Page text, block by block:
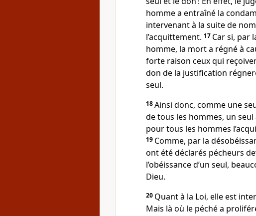
homme a entraîné la
intervenant à la suite de
l’acquittement. 17 Car si, par
homme, la mort a régné à
forte raison ceux qui
don de la justification
seul.
18Ainsi donc, comme une
de tous les hommes, un
pour tous les hommes
19 Comme, par la
ont été déclarés pécheurs
l’obéissance d’un seul,
Dieu.
20 Quant à la Loi, elle est
Mais là où le péché a